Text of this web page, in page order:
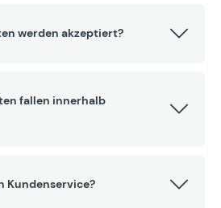
werden akzeptiert?
fallen innerhalb
Kundenservice?